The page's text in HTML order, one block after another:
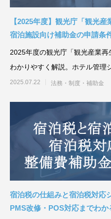
【2025年度】観光庁「観光
宿泊施設向け補助金の申請条
2025年度の観光庁「観光産業
わかりやすく解説。ホテル管理
2025.07.22 法務・制度・補助金
宿泊税の仕組みと宿泊税対応
PMS改修・POS対応までわか